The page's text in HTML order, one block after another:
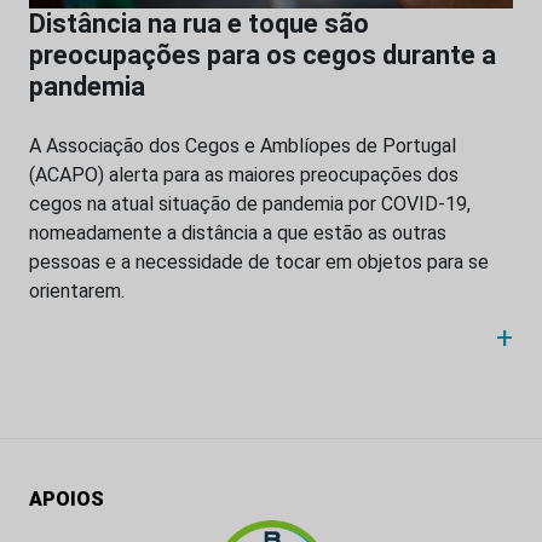
Distância na rua e toque são
preocupações para os cegos durante a
pandemia
A Associação dos Cegos e Amblíopes de Portugal
(ACAPO) alerta para as maiores preocupações dos
cegos na atual situação de pandemia por COVID-19,
nomeadamente a distância a que estão as outras
pessoas e a necessidade de tocar em objetos para se
orientarem.
+
APOIOS